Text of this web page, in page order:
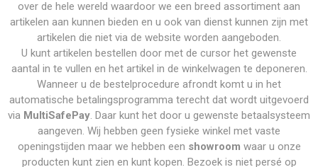
over de hele wereld waardoor we een breed assortiment aan
artikelen aan kunnen bieden en u ook van dienst kunnen zijn met
artikelen die niet via de website worden aangeboden.
U kunt artikelen bestellen door met de cursor het gewenste
aantal in te vullen en het artikel in de winkelwagen te deponeren.
Wanneer u de bestelprocedure afrondt komt u in het
automatische betalingsprogramma terecht dat wordt uitgevoerd
via MultiSafePay. Daar kunt het door u gewenste betaalsysteem
aangeven. Wij hebben geen fysieke winkel met vaste
openingstijden maar we hebben een showroom waar u onze
producten kunt zien en kunt kopen. Bezoek is niet persé op